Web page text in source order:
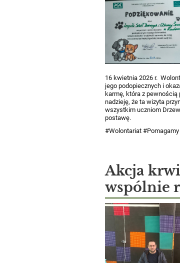
16 kwietnia 2026 r. ​​​​​​​
jego podopiecznych i
karmę, która z
nadzieję, że ta wizyta
wszystkim uczniom
postawę.
#Wolontariat
Akcja
wspólnie